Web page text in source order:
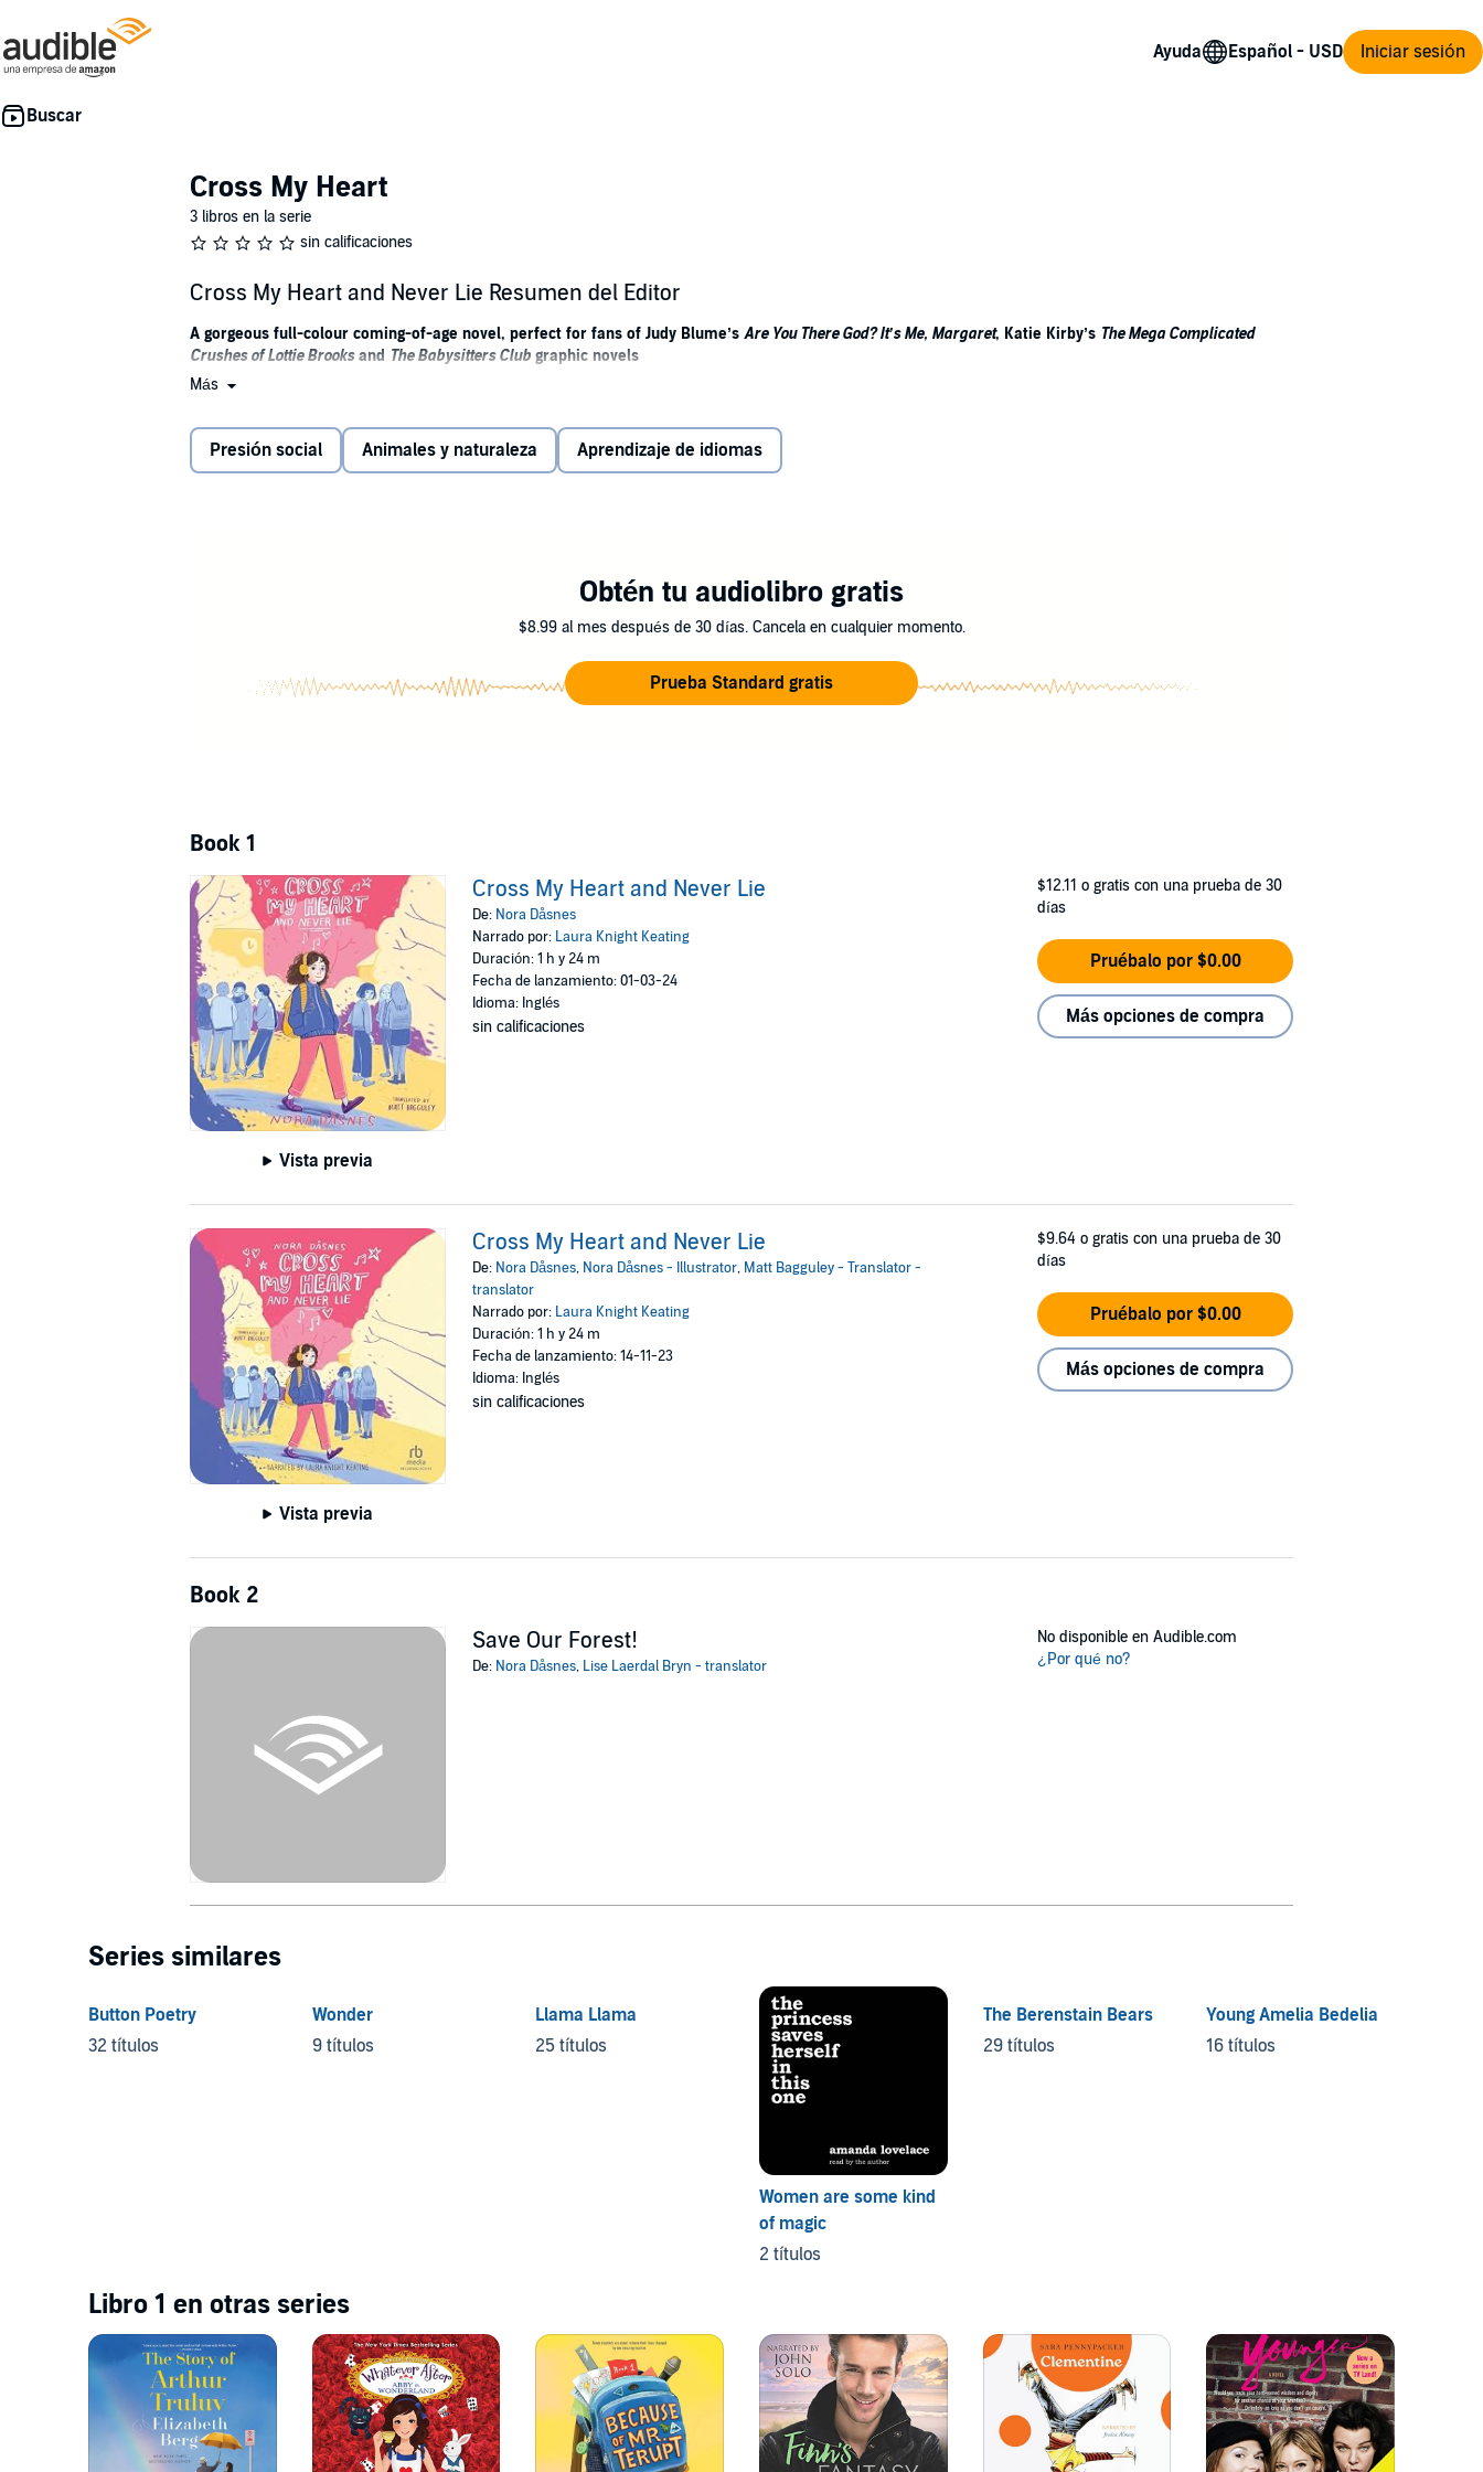
Ayuda Iniciar sesión
Cross My Heart
3 libros en la serie
sin calificaciones
Cross My Heart and Never Lie Resumen del Editor
A gorgeous full-colour coming-of-age novel, perfect for fans of Judy Blume’s Are You There God? It’s Me, Margaret, Katie Kirby’s The Mega Complicated
Crushes of Lottie Brooksand The Babysitters Club graphic novels
‘READING THIS WAS LIKE A WARM HUG’ – ALICE OSEMAN
Tuva is starting seventh grade, and her checklist of goals includes: writing a diary, getting a cool look, building the best fort in the woods with her BFFs, and sharing
EVERYTHING with her best friends. But when she starts school, nothing is how she hoped it would be.
Más
Presión social Animales y naturaleza Aprendizaje de idiomas
Obtén tu audiolibro gratis
$8.99 al mes después de 30 días. Cancela en cualquier momento.
Prueba Standard gratis
Book 1
Vista previa
Cross My Heart and Never Lie
De: Nora Dåsnes
Narrado por: Laura Knight Keating
Duración: 1 h y 24 m
Fecha de lanzamiento: 01-03-24
Idioma: Inglés
sin calificaciones
$12.11 o gratis con una prueba de 30
días
Pruébalo por $0.00
Más opciones de compra
Vista previa
Cross My Heart and Never Lie
De: Nora Dåsnes, Nora Dåsnes - Illustrator, Matt Bagguley - Translator -
translator
Narrado por: Laura Knight Keating
Duración: 1 h y 24 m
Fecha de lanzamiento: 14-11-23
Idioma: Inglés
sin calificaciones
$9.64 o gratis con una prueba de 30
días
Pruébalo por $0.00
Más opciones de compra
Book 2
Save Our Forest!
De: Nora Dåsnes, Lise Laerdal Bryn - translator
No disponible en Audible.com
¿Por qué no?
Series similares
Button Poetry
32 títulos
Wonder
9 títulos
Llama Llama
25 títulos
Women are some kind
of magic
2 títulos
The Berenstain Bears
29 títulos
Young Amelia Bedelia
16 títulos
Libro 1 en otras series